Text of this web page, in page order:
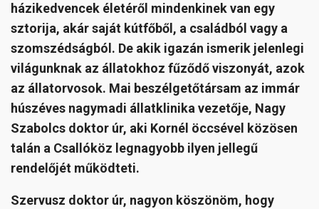
házikedvencek életéről mindenkinek van egy
sztorija, akár saját kútfőből, a családból vagy a
szomszédságból. De akik igazán ismerik jelenlegi
világunknak az állatokhoz fűződő viszonyát, azok
az állatorvosok. Mai beszélgetőtársam az immár
húszéves nagymadi állatklinika vezetője, Nagy
Szabolcs doktor úr, aki Kornél öccsével közösen
talán a Csallóköz legnagyobb ilyen jellegű
rendelőjét működteti.
Szervusz doktor úr, nagyon köszönöm, hogy